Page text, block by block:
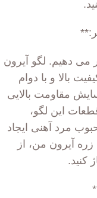
می دهیم. لگو آیرون
بالا و با دوام
مقاومت بالایی
این لگو،
مرد آهنی ایجاد
آیرون من، از
کنید.